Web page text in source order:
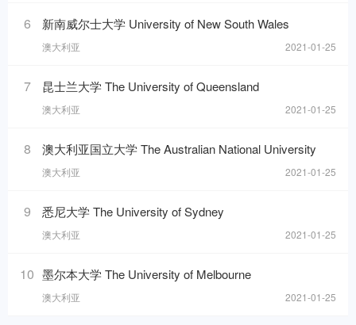
6 新南威尔士大学 University of New South Wales
澳大利亚 2021-01-25
7 昆士兰大学 The University of Queensland
澳大利亚 2021-01-25
8 澳大利亚国立大学 The Australian National University
澳大利亚 2021-01-25
9 悉尼大学 The University of Sydney
澳大利亚 2021-01-25
10 墨尔本大学 The University of Melbourne
澳大利亚 2021-01-25